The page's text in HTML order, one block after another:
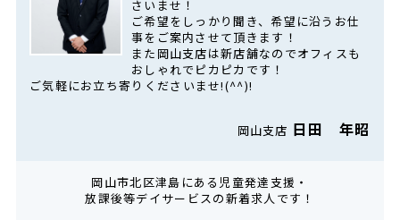
さいませ！
ご希望をしっかり聞き、希望に沿うお仕
事をご案内させて頂きます！
また岡山支店は新店舗なのでオフィスも
おしゃれでピカピカです！
ご気軽にお立ち寄りくださいませ!(^^)!
岡山支店 日田 年昭
岡山市北区津島にある児童発達支援・
放課後等デイサービスの新着求人です！